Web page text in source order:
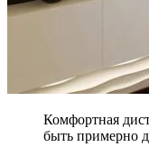
Комфортная
быть примерно